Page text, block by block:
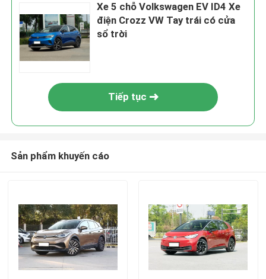
Xe 5 chỗ Volkswagen EV ID4 Xe
điện Crozz VW Tay trái có cửa
sổ trời
Tiếp tục
Sản phẩm khuyến cáo